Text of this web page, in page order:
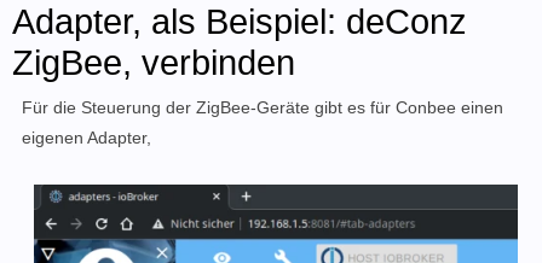
Adapter, als Beispiel: deConz
ZigBee, verbinden
Für die Steuerung der ZigBee-Geräte gibt es für Conbee einen
eigenen Adapter,